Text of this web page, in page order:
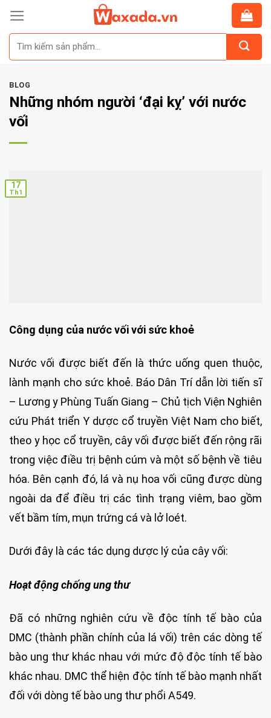
Skip
content
BLOG
Những nhóm người ‘đại kỵ’ với nước
vối
17
Th1
Công dụng của nước vối với sức khoẻ
Nước vối được biết đến là thức uống quen thuộc,
lành mạnh cho sức khoẻ. Báo Dân Trí dẫn lời tiến sĩ
– Lương y Phùng Tuấn Giang – Chủ tịch Viện Nghiên
cứu Phát triển Y dược cổ truyền Việt Nam cho biết,
theo y học cổ truyền, cây vối được biết đến rộng rãi
trong việc điều trị bệnh cúm và một số bệnh về tiêu
hóa. Bên cạnh đó, lá và nụ hoa vối cũng được dùng
ngoài da để điều trị các tình trạng viêm, bao gồm
vết bầm tím, mụn trứng cá và lở loét.
Dưới đây là các tác dụng dược lý của cây vối:
Hoạt động chống ung thư
Đã có những nghiên cứu về độc tính tế bào của
DMC (thành phần chính của lá vối) trên các dòng tế
bào ung thư khác nhau với mức độ độc tính tế bào
khác nhau. DMC thể hiện độc tính tế bào mạnh nhất
đối với dòng tế bào ung thư phổi A549.